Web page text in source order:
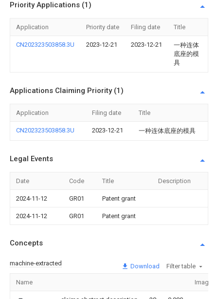
Priority Applications (1)
Application Priority date Filing date Title
CN202323503858.3U 2023-12-21 2023-12-21
一种连体
底座的模
具
Applications Claiming Priority (1)
Application Filing date Title
CN202323503858.3U 2023-12-21 一种连体底座的模具
Legal Events
Date Code Title Description
2024-11-12 GR01 Patent grant
2024-11-12 GR01 Patent grant
Concepts
machine-extracted Download Filter table
Name Image